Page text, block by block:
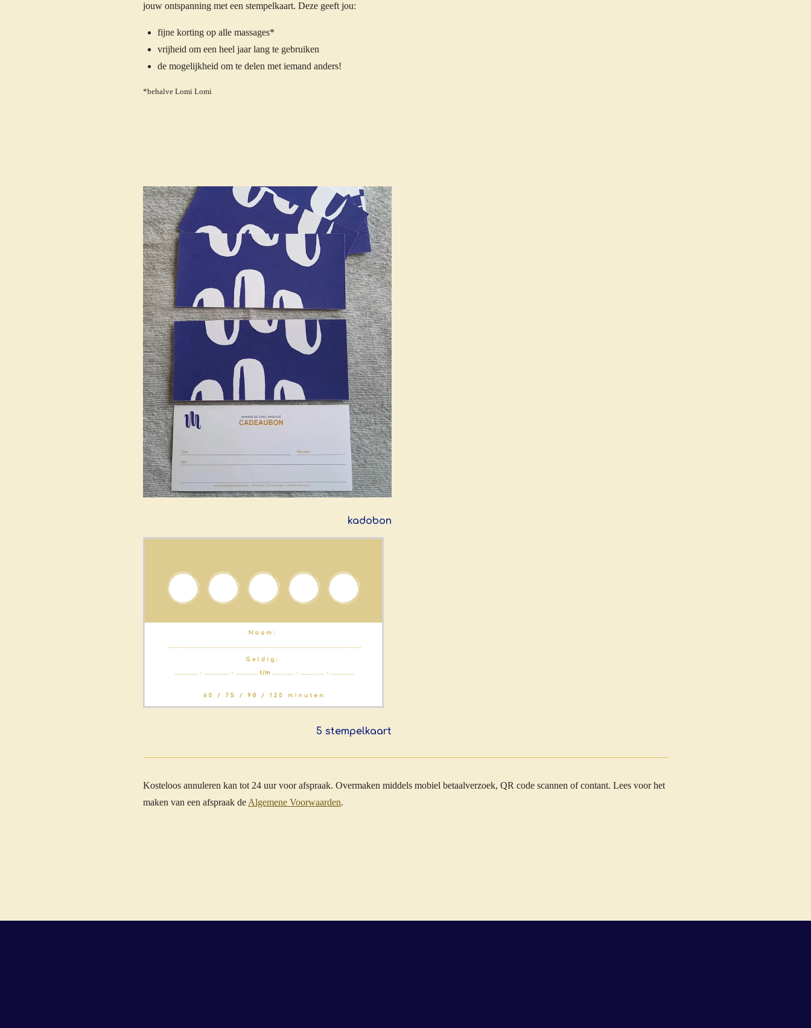
jouw ontspanning met een stempelkaart. Deze geeft jou:
fijne korting op alle massages*
vrijheid om een heel jaar lang te gebruiken
de mogelijkheid om te delen met iemand anders!
*behalve Lomi Lomi
kadobon
5 stempelkaart
Kosteloos annuleren kan tot 24 uur voor afspraak. Overmaken middels mobiel betaalverzoek, QR code scannen of contant. Lees voor het
maken van een afspraak de Algemene Voorwaarden.